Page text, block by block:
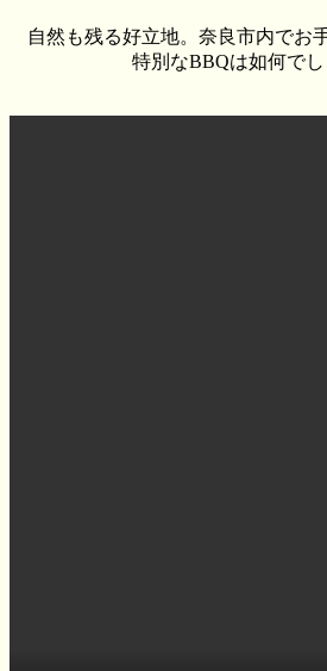
自然も残る好立地。奈良市内でお
特別なBBQは如何でし